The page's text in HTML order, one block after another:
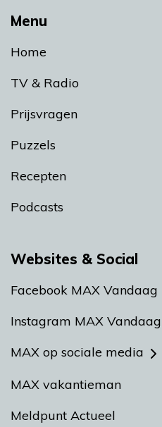
Menu
Home
TV & Radio
Prijsvragen
Puzzels
Recepten
Podcasts
Websites & Social
Facebook MAX Vandaag
Instagram MAX Vandaag
MAX op sociale media
MAX vakantieman
Meldpunt Actueel